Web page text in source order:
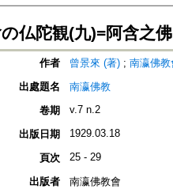
仏陀観(九)=阿含之
作者 曾景來 (著) ; 南瀛佛
出處題名
南瀛佛教
卷期
v.7 n.2
出版日期 1929.03.18
頁次 25 - 29
出版者
南瀛佛教會